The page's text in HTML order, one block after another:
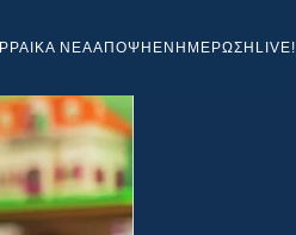
ΝΕΑΑΠΟΨΗ ΕΝΗΜΕΡΩΣΗ LIVE!